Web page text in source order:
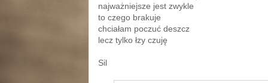
najważniejsze jest zwykle
to czego brakuje
chciałam poczuć deszcz
lecz tylko łzy czuję
Sil